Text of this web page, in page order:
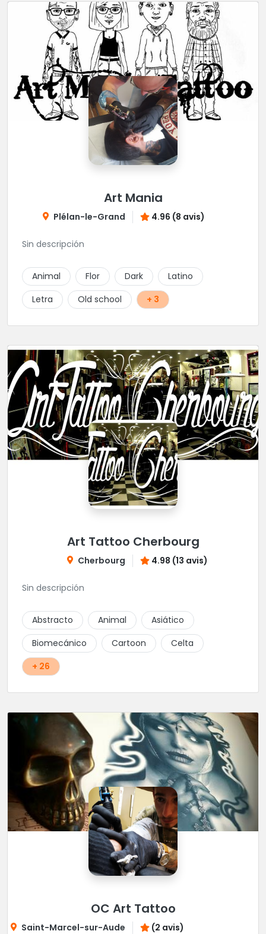
Art Mania
Plélan-le-Grand 4.96 (8 avis)
Sin descripción
Animal Flor Dark
Latino
Letra
Old school + 3
Art Tattoo Cherbourg
Cherbourg 4.98 (13 avis)
Sin descripción
Abstracto Animal
Asiático
Biomecánico
Cartoon
Celta
+ 26
OC Art Tattoo
Saint-Marcel-sur-Aude (2 avis)